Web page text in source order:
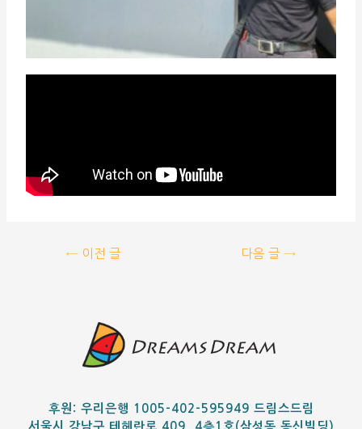
←이전 글 다음 글→
후원: 우리은행 1005-402-595949 드림스드림
서울시 강남구 테헤란로 409, 4층1호(삼성동 동신빌딩)